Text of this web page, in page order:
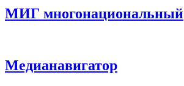
МИГ многонациональный
Медианавигатор